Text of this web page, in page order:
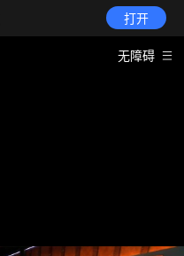
打开
无障碍